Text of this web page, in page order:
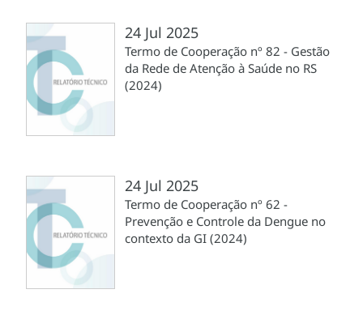
24 Jul 2025
Termo de Cooperação nº 82 - Gestão
da Rede de Atenção à Saúde no RS
(2024)
24 Jul 2025
Termo de Cooperação nº 62 -
Prevenção e Controle da Dengue no
contexto da GI (2024)